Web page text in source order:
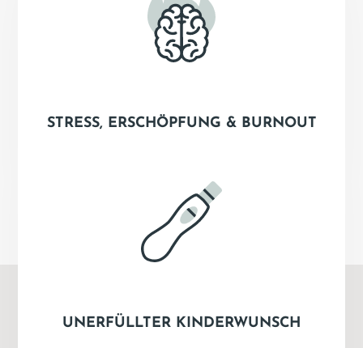
STRESS, ERSCHÖPFUNG & BURNOUT
UNERFÜLLTER KINDERWUNSCH